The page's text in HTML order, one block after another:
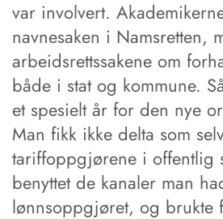
var involvert.
navnesaken i Namsretten,
arbeidsrettssakene om
både i stat og kommune.
et spesielt år for den nye
Man fikk ikke delta som
tariffoppgjørene i offentlig
benyttet de kanaler man
lønnsoppgjøret, og brukte